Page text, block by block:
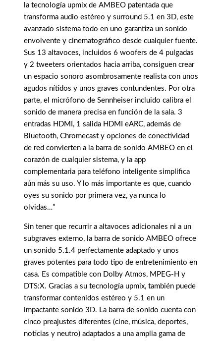
la tecnología upmix de AMBEO patentada que
transforma audio estéreo y surround 5.1 en 3D, este
avanzado sistema todo en uno garantiza un sonido
envolvente y cinematográfico desde cualquier fuente.
Sus 13 altavoces, incluidos 6 woofers de 4 pulgadas
y 2 tweeters orientados hacia arriba, consiguen crear
un espacio sonoro asombrosamente realista con unos
agudos nítidos y unos graves contundentes. Por otra
parte, el micrófono de Sennheiser incluido calibra el
sonido de manera precisa en función de la sala. 3
entradas HDMI, 1 salida HDMI eARC, además de
Bluetooth, Chromecast y opciones de conectividad
de red convierten a la barra de sonido AMBEO en el
corazón de cualquier sistema, y la app
complementaria para teléfono inteligente simplifica
aún más su uso. Y lo más importante es que, cuando
oyes su sonido por primera vez, ya nunca lo
olvidas…”
Sin tener que recurrir a altavoces adicionales ni a un
subgraves externo, la barra de sonido AMBEO ofrece
un sonido 5.1.4 perfectamente adaptado y unos
graves potentes para todo tipo de entretenimiento en
casa. Es compatible con Dolby Atmos, MPEG-H y
DTS:X. Gracias a su tecnología upmix, también puede
transformar contenidos estéreo y 5.1 en un
impactante sonido 3D. La barra de sonido cuenta con
cinco preajustes diferentes (cine, música, deportes,
noticias y neutro) adaptados a una amplia gama de